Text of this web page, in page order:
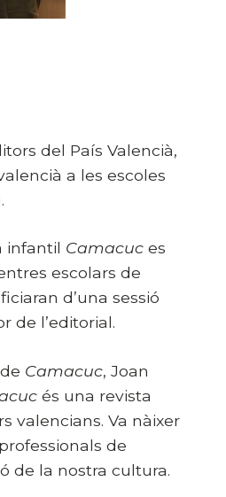
del País Valencià,
a les escoles
infantil Camacuc es
escolars de
d’una sessió
de l’editorial.
Camacuc, Joan
és una revista
valencians. Va nàixer
de
de la nostra cultura.